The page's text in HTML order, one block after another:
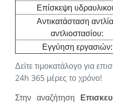
Δείτε τιμοκατάλογο για
24h 365 μέρες το χρόνο!
Επίσκεψη
Αντικατάσταση
αντλιοστασίου:
Εγγύηση εργασιών:
Στην αναζήτηση